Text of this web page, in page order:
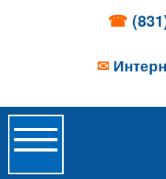
☎
✉
Toggle
Navigation